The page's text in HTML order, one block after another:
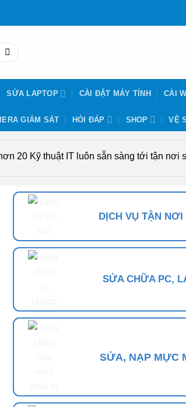
SỬA LAPTOP CÀI ĐẶT MÁY TÍNH CÀI
GIÁM SÁT HỎI ĐÁP SHOP VỆ
20 Kỹ thuật IT luôn sẵn sàng tới tận
DỊCH VỤ TẬN NƠI
SỬA CHỮA PC,
SỬA, NẠP MỰC